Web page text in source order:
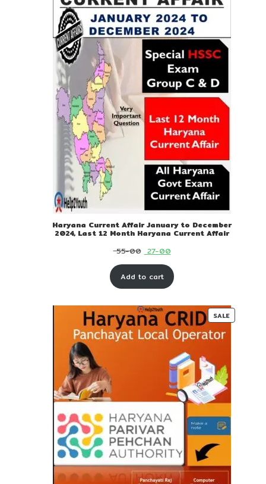
Haryana Current Affair January to December
2024, Last 12 Month Haryana Current Affair
55-00 Original
price
was:
00.
27-00Current
price
is:
00.
Add to cart
SALE